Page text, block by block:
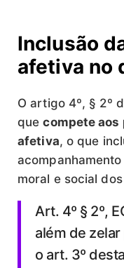
Inclusão
afetiva no
O artigo 4º, § 2º
quecompete
afetiva, o que
moral e social
Art. 4º § 2º,
além de
o art. 3º